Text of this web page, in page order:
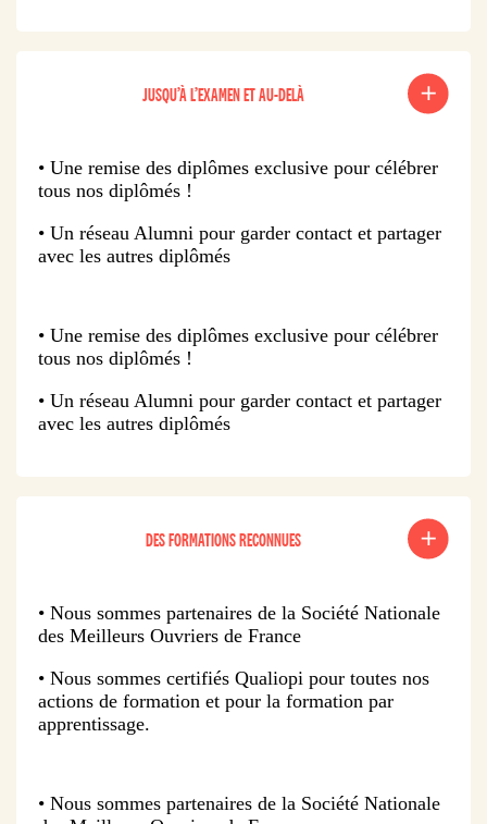
JUSQU’À L’EXAMEN ET AU-DELÀ
• Une remise des diplômes exclusive pour célébrer
tous nos diplômés !
• Un réseau Alumni pour garder contact et partager
avec les autres diplômés
• Une remise des diplômes exclusive pour célébrer
tous nos diplômés !
• Un réseau Alumni pour garder contact et partager
avec les autres diplômés
DES FORMATIONS RECONNUES
• Nous sommes partenaires de la Société Nationale
des Meilleurs Ouvriers de France
• Nous sommes certifiés Qualiopi pour toutes nos
actions de formation et pour la formation par
apprentissage.
• Nous sommes partenaires de la Société Nationale